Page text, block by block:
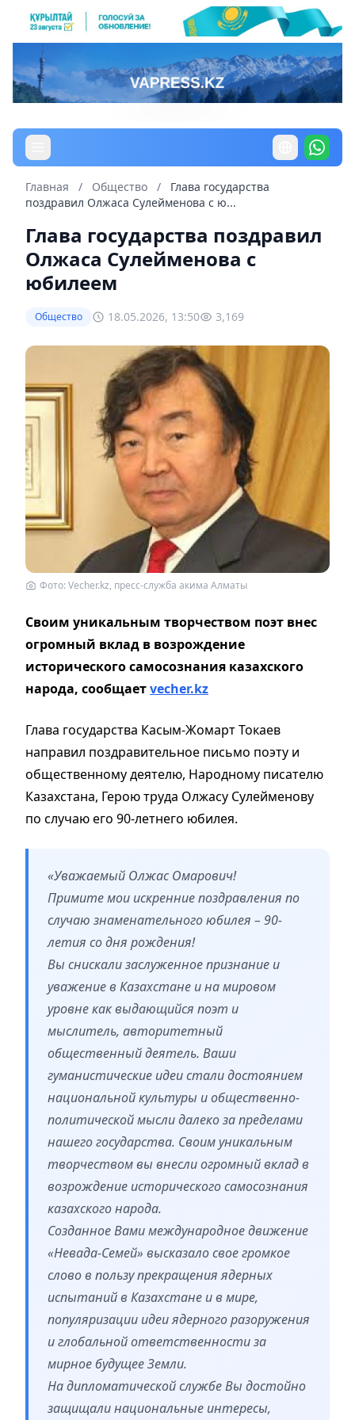
Главная / Общество /
Глава государства
поздравил Олжаса Сулейменова с ю...
Глава государства поздравил
Олжаса Сулейменова с
юбилеем
Общество 18.05.2026, 13:50 3,169
Фото: Vecher.kz, пресс-служба акима Алматы
Своим уникальным творчеством поэт внес
огромный вклад в возрождение
исторического самосознания казахского
народа, сообщаетvecher.kz
Глава государства Касым-Жомарт Токаев
направил поздравительное письмо поэту и
общественному деятелю, Народному писателю
Казахстана, Герою труда Олжасу Сулейменову
по случаю его 90-летнего юбилея.
«Уважаемый Олжас Омарович!
Примите мои искренние поздравления по
случаю знаменательного юбилея – 90-
летия со дня рождения!
Вы снискали заслуженное признание и
уважение в Казахстане и на мировом
уровне как выдающийся поэт и
мыслитель, авторитетный
общественный деятель. Ваши
гуманистические идеи стали достоянием
национальной культуры и общественно-
политической мысли далеко за пределами
нашего государства. Своим уникальным
творчеством вы внесли огромный вклад в
возрождение исторического самосознания
казахского народа.
Созданное Вами международное движение
«Невада-Семей» высказало свое громкое
слово в пользу прекращения ядерных
испытаний в Казахстане и в мире,
популяризации идеи ядерного разоружения
и глобальной ответственности за
мирное будущее Земли.
На дипломатической службе Вы достойно
защищали национальные интересы,